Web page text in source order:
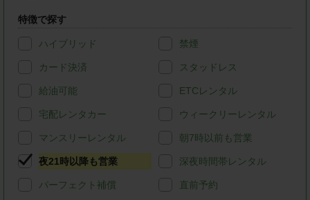
特徴で探す
ハイブリッド 禁煙
カード決済 スタッドレス
給油可能 ETCレンタル
宅配レンタカー ウィークリーレンタル
マンスリーレンタル 朝7時以前も営業
夜21時以降も営業 深夜時間帯レンタル
パーフェクト補償 直前予約